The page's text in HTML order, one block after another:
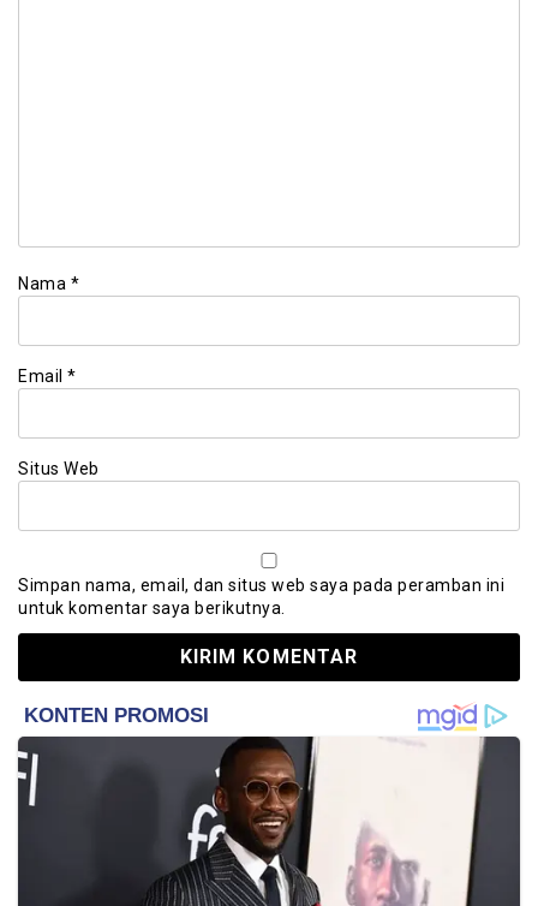
Nama *
Email *
Situs Web
Simpan nama, email, dan situs web saya pada peramban ini
untuk komentar saya berikutnya.